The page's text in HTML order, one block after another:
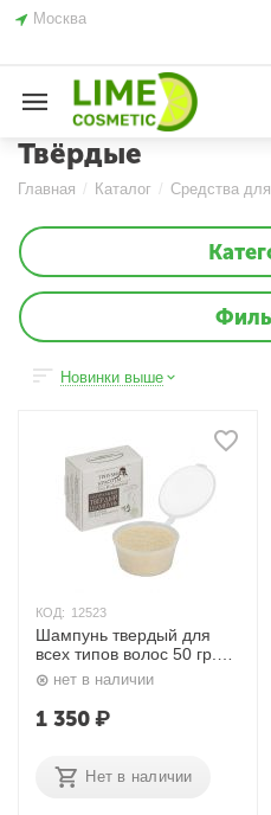
Москва
Твёрдые
Главная / Каталог / Средства
Новинки выше
КОД: 12523
Шампунь твердый для
всех типов волос 50 гр.
Триумф Красоты
нет в наличии
1 350₽
Нет в наличии